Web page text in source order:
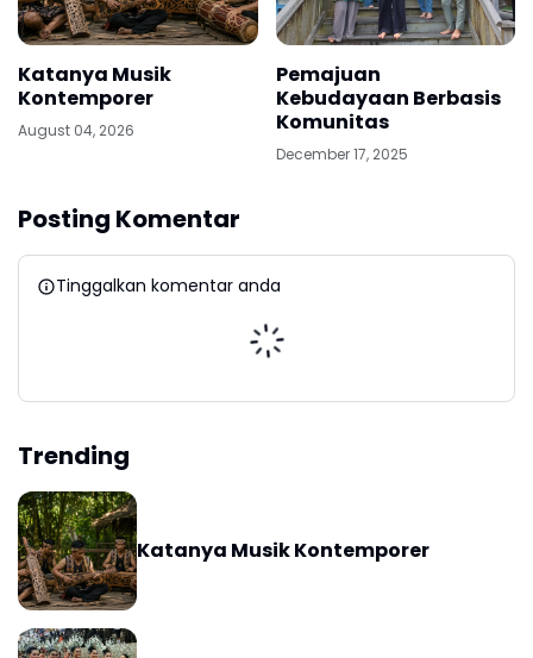
Katanya Musik
Kontemporer
August 04, 2026
Pemajuan
Kebudayaan Berbasis
Komunitas
December 17, 2025
Posting Komentar
Tinggalkan komentar anda
Trending
Katanya Musik Kontemporer